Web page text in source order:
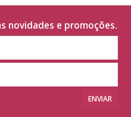
novidades e promoções.
ENVIAR